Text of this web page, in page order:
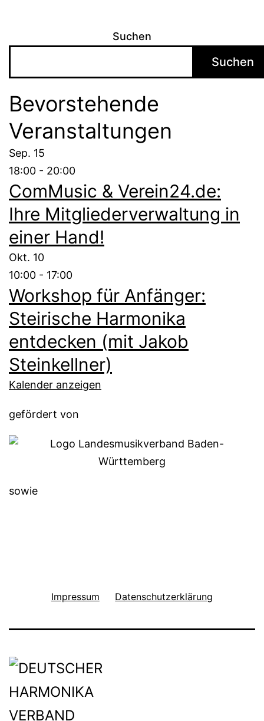
Suchen
Suchen
Bevorstehende
Veranstaltungen
Sep. 15
18:00 - 20:00
ComMusic & Verein24.de:
Ihre Mitgliederverwaltung in
einer Hand!
Okt. 10
10:00 - 17:00
Workshop für Anfänger:
Steirische Harmonika
entdecken (mit Jakob
Steinkellner)
Kalender anzeigen
gefördert von
sowie
Impressum Datenschutzerklärung